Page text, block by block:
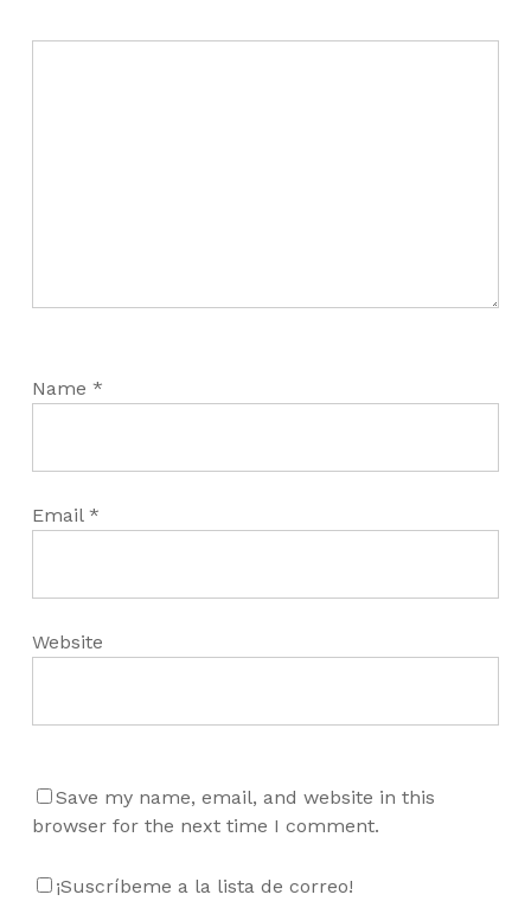
Name *
Email *
Website
Save my name, email, and website in this
browser for the next time I comment.
¡Suscríbeme a la lista de correo!